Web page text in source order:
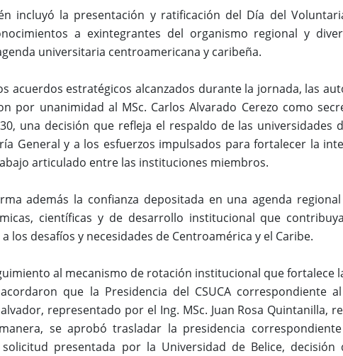
incluyó la presentación y ratificación del Día del
a exintegrantes del organismo regional y
universitaria centroamericana y caribeña.
acuerdos estratégicos alcanzados durante la jornada, las
por unanimidad al MSc. Carlos Alvarado Cerezo como
una decisión que refleja el respaldo de las universidades
General y a los esfuerzos impulsados para fortalecer la
articulado entre las instituciones miembros.
además la confianza depositada en una agenda
científicas y de desarrollo institucional que
los desafíos y necesidades de Centroamérica y el Caribe.
al mecanismo de rotación institucional que fortalece
que la Presidencia del CSUCA correspondiente
representado por el Ing. MSc. Juan Rosa Quintanilla,
se aprobó trasladar la presidencia
presentada por la Universidad de Belice,